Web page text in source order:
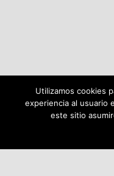
Utilizamos cookies
experiencia al usuario
este sitio